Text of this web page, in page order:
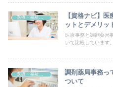
医療・福祉系資格
【資格ナビ】
ットとデメリッ
医療事務と調剤薬局
いて比較しています。
医療・福祉系資格
調剤薬局事務っ
ついて